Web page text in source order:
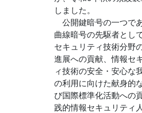
しました。
公開鍵暗号の一つで
曲線暗号の先駆者とし
セキュリティ技術分野
進展への貢献、情報セ
ィ技術の安全・安心な
の利用に向けた献身的
び国際標準化活動への
践的情報セキュリティ